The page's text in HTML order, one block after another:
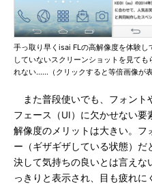
手っ取り早くisai FLの高解像度を体験し
していないスクリーンショットを見ても
れない……（クリックすると等倍画像が表
また普段使いでも、フォント
フェース（UI）に欠かせない
解像度のメリットは大きい。
ー（ギザギザしている状態）だ
決して気持ちの良いとは言えな
っきりと表示され、目も疲れ